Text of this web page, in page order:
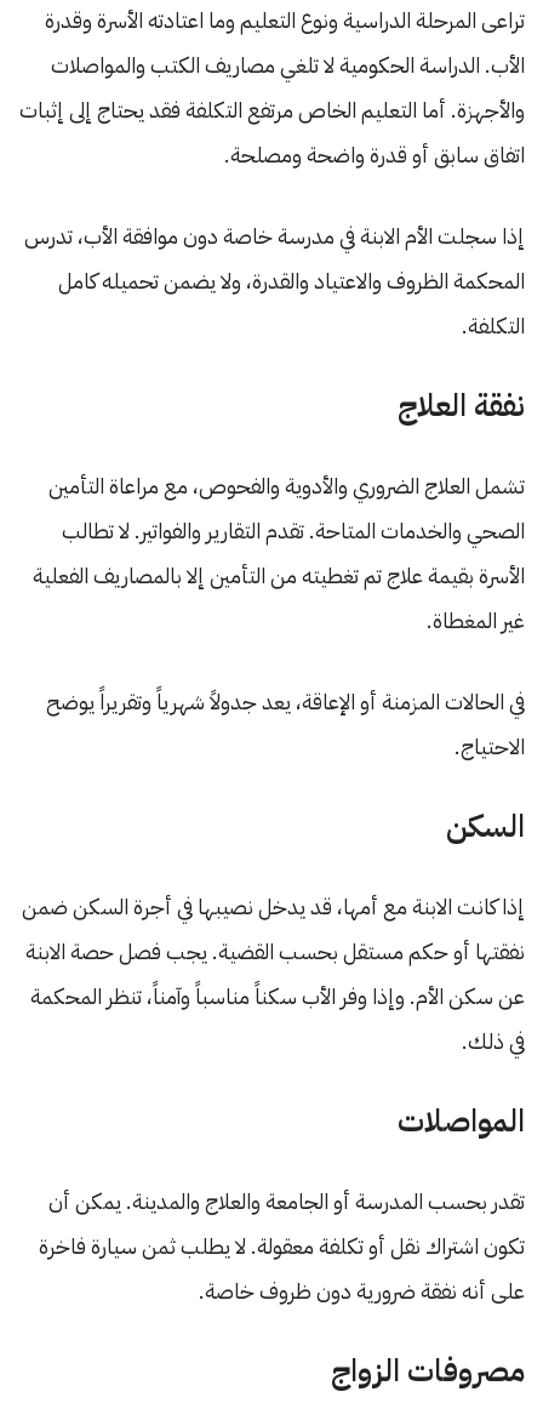
تراعى المرحلة الدراسية ونوع التعليم وما اعتادته الأسرة وقدرة
الأب. الدراسة الحكومية لا تلغي مصاريف الكتب والمواصلات
والأجهزة. أما التعليم الخاص مرتفع التكلفة فقد يحتاج إلى إثبات
اتفاق سابق أو قدرة واضحة ومصلحة.
إذا سجلت الأم الابنة في مدرسة خاصة دون موافقة الأب، تدرس
المحكمة الظروف والاعتياد والقدرة، ولا يضمن تحميله كامل
التكلفة.
نفقة العلاج
تشمل العلاج الضروري والأدوية والفحوص، مع مراعاة التأمين
الصحي والخدمات المتاحة. تقدم التقارير والفواتير. لا تطالب
الأسرة بقيمة علاج تم تغطيته من التأمين إلا بالمصاريف الفعلية
غير المغطاة.
في الحالات المزمنة أو الإعاقة، يعد جدولاً شهرياً وتقريراً يوضح
الاحتياج.
السكن
إذا كانت الابنة مع أمها، قد يدخل نصيبها في أجرة السكن ضمن
نفقتها أو حكم مستقل بحسب القضية. يجب فصل حصة الابنة
عن سكن الأم. وإذا وفر الأب سكناً مناسباً وآمناً، تنظر المحكمة
في ذلك.
المواصلات
تقدر بحسب المدرسة أو الجامعة والعلاج والمدينة. يمكن أن
تكون اشتراك نقل أو تكلفة معقولة. لا يطلب ثمن سيارة فاخرة
على أنه نفقة ضرورية دون ظروف خاصة.
مصروفات الزواج